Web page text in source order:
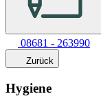
08681 - 263990
Zurück
Hygiene